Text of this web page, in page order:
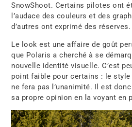
SnowShoot. Certains pilotes ont
l’audace des couleurs et des
d’autres ont exprimé des réserves.
Le look est une affaire de goût
que Polaris a cherché à se
nouvelle identité visuelle. C’est
point faible pour certains : le style
ne fera pas l’unanimité. Il est
sa propre opinion en la voyant en